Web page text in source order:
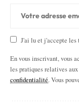
J'ai lu et j'accepte
En vous inscrivant, vous
les pratiques relatives
confidentialité. Vous